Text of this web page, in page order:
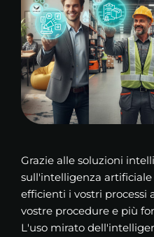
Grazie alle soluzioni
sull'intelligenza
efficienti i vostri processi
vostre procedure e più
L'uso mirato